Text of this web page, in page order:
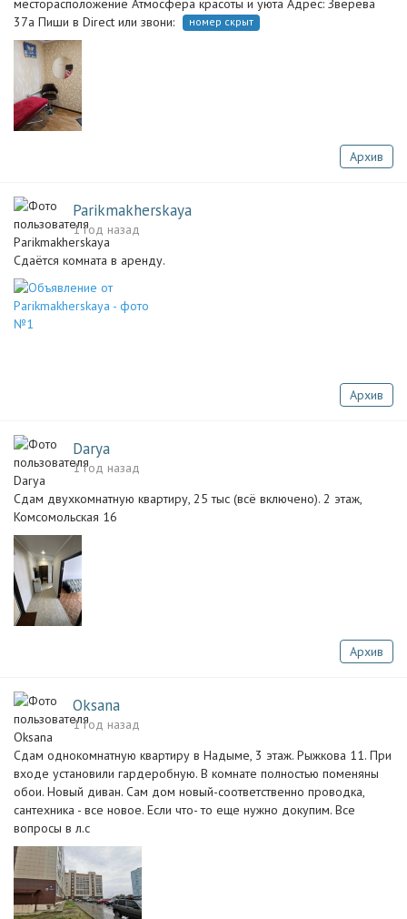
месторасположение Атмосфера красоты и уюта Адрес: Зверева
37а Пиши в Direct или звони:
номер скрыт
Архив
Parikmakherskaya
1 год назад
Сдаётся комната в аренду.
Архив
Darya
1 год назад
Сдам двухкомнатную квартиру, 25 тыс (всё включено). 2 этаж,
Комсомольская 16
Архив
Oksana
1 год назад
Сдам однокомнатную квартиру в Надыме, 3 этаж. Рыжкова 11. При
входе установили гардеробную. В комнате полностью поменяны
обои. Новый диван. Сам дом новый-соответственно проводка,
сантехника - все новое. Если что- то еще нужно докупим. Все
вопросы в л.с